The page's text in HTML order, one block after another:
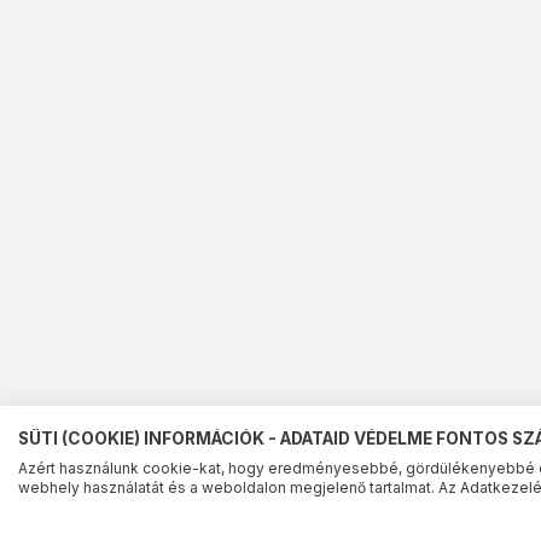
SÜTI (COOKIE) INFORMÁCIÓK - ADATAID VÉDELME FONTOS
Azért használunk cookie-kat, hogy eredményesebbé,
webhely használatát és a weboldalon megjelenő tartalmat. Az